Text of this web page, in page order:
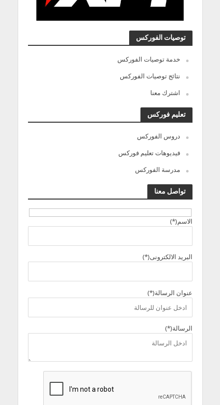
توصيات الفوركس
خدمة توصيات الفوركس
نتائج توصيات الفوركس
اشترك معنا
تعليم فوركس
دروس الفوركس
فيديوهات تعليم فوركس
مدرسة الفوركس
تواصل معنا
الاسم(*)
البريد الالكترونى(*)
عنوان الرسالة(*)
الرسالة(*)